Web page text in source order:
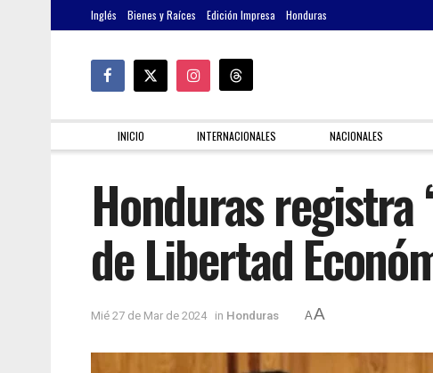
Inglés Bienes y Raíces Edición Impresa Honduras
INICIO INTERNACIONALES NACIONALES
Honduras registra
de Libertad
Mié 27 de Mar de 2024 in Honduras AA